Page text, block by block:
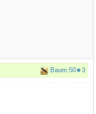
Baum:50★3